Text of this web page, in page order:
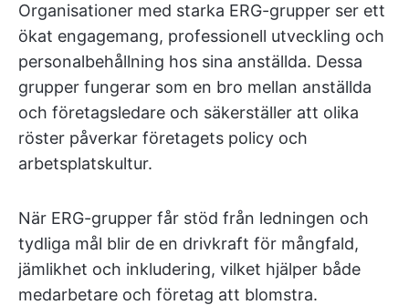
Organisationer med starka ERG-grupper ser ett
ökat engagemang, professionell utveckling och
personalbehållning hos sina anställda. Dessa
grupper fungerar som en bro mellan anställda
och företagsledare och säkerställer att olika
röster påverkar företagets policy och
arbetsplatskultur.
När ERG-grupper får stöd från ledningen och
tydliga mål blir de en drivkraft för mångfald,
jämlikhet och inkludering, vilket hjälper både
medarbetare och företag att blomstra.